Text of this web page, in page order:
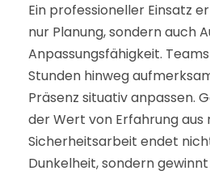
Ein professioneller Einsatz
nur Planung, sondern auch
Anpassungsfähigkeit.
Stunden hinweg
Präsenz situativ anpassen.
der Wert von Erfahrung aus
Sicherheitsarbeit endet
Dunkelheit, sondern